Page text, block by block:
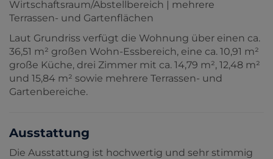
Wirtschaftsraum/Abstellbereich | mehrere
Terrassen- und Gartenflächen
Laut Grundriss verfügt die Wohnung über einen ca.
36,51 m² großen Wohn-Essbereich, eine ca. 10,91 m²
große Küche, drei Zimmer mit ca. 14,79 m², 12,48 m²
und 15,84 m² sowie mehrere Terrassen- und
Gartenbereiche.
Ausstattung
Die Ausstattung ist hochwertig und sehr stimmig